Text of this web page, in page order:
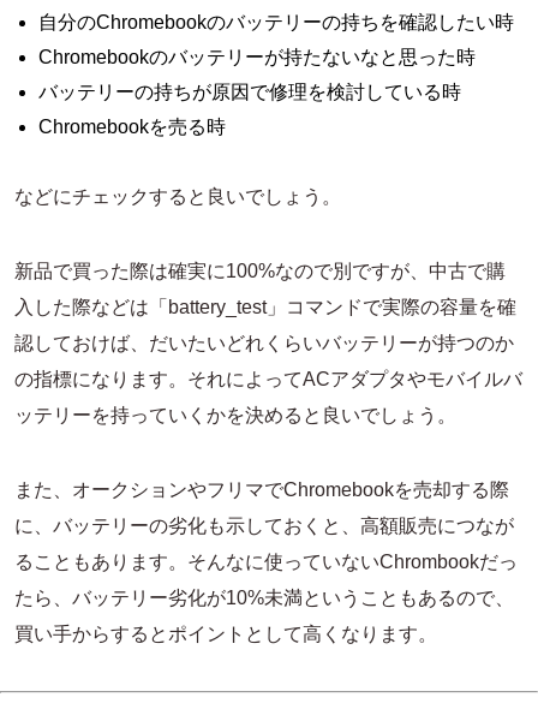
自分のChromebookのバッテリーの持ちを確認したい時
Chromebookのバッテリーが持たないなと思った時
バッテリーの持ちが原因で修理を検討している時
Chromebookを売る時
などにチェックすると良いでしょう。
新品で買った際は確実に100%なので別ですが、中古で購
入した際などは「battery_test」コマンドで実際の容量を確
認しておけば、だいたいどれくらいバッテリーが持つのか
の指標になります。それによってACアダプタやモバイルバ
ッテリーを持っていくかを決めると良いでしょう。
また、オークションやフリマでChromebookを売却する際
に、バッテリーの劣化も示しておくと、高額販売につなが
ることもあります。そんなに使っていないChrombookだっ
たら、バッテリー劣化が10%未満ということもあるので、
買い手からするとポイントとして高くなります。